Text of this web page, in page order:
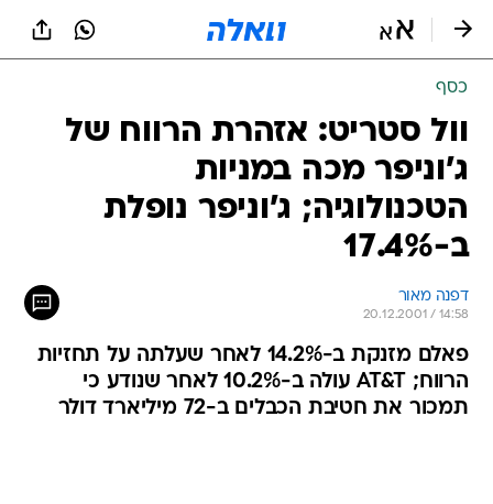
כסף
וול סטריט: אזהרת הרווח של
ג'וניפר מכה במניות
הטכנולוגיה; ג'וניפר נופלת
ב-17.4%
דפנה מאור
20.12.2001 / 14:58
פאלם מזנקת ב-14.2% לאחר שעלתה על תחזיות
הרווח; AT&T עולה ב-10.2% לאחר שנודע כי
תמכור את חטיבת הכבלים ב-72 מיליארד דולר